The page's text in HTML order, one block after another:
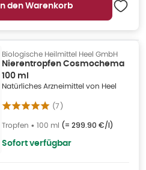
In den Warenkorb
Biologische Heilmittel Heel GmbH
Nierentropfen Cosmochema
100 ml
Natürliches Arzneimittel von Heel
(7)
Tropfen • 100 ml (= 299.90 €/l)
Sofort verfügbar